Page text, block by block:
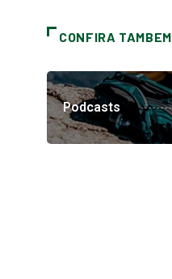
CONFIRA TAMBEM
Podcasts